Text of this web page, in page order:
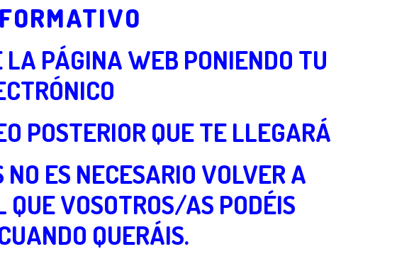
PÁGINA WEB PONIENDO TU
POSTERIOR QUE TE LLEGARÁ
ES NECESARIO VOLVER A
VOSOTROS/AS PODÉIS
QUERÁIS.